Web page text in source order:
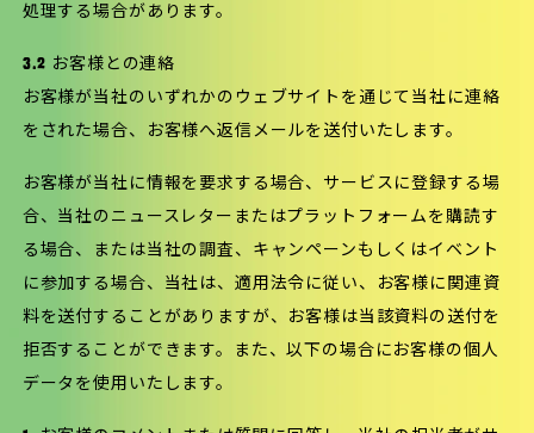
処理する場合があります。
3.2 お客様との連絡
お客様が当社のいずれかのウェブサイトを通じて当社に連絡
をされた場合、お客様へ返信メールを送付いたします。
お客様が当社に情報を要求する場合、サービスに登録する場
合、当社のニュースレターまたはプラットフォームを購読す
る場合、または当社の調査、キャンペーンもしくはイベント
に参加する場合、当社は、適用法令に従い、お客様に関連資
料を送付することがありますが、お客様は当該資料の送付を
拒否することができます。また、以下の場合にお客様の個人
データを使用いたします。